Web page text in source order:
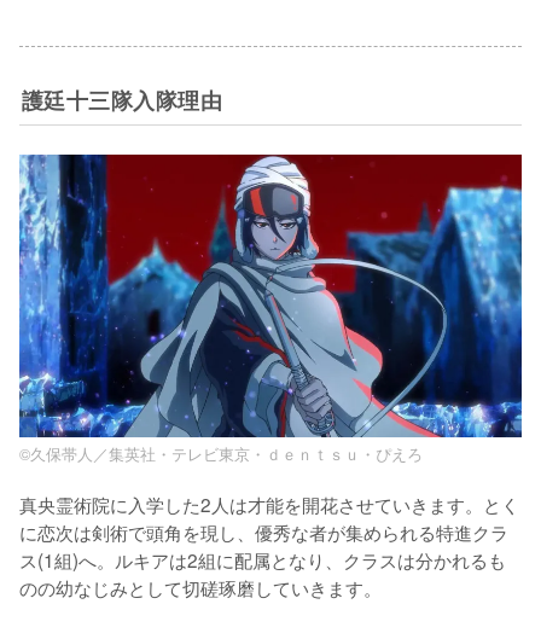
護廷十三隊入隊理由
©久保帯人／集英社・テレビ東京・ｄｅｎｔｓｕ・ぴえろ
真央霊術院に入学した2人は才能を開花させていきます。とく
に恋次は剣術で頭角を現し、優秀な者が集められる特進クラ
ス(1組)へ。ルキアは2組に配属となり、クラスは分かれるも
のの幼なじみとして切磋琢磨していきます。